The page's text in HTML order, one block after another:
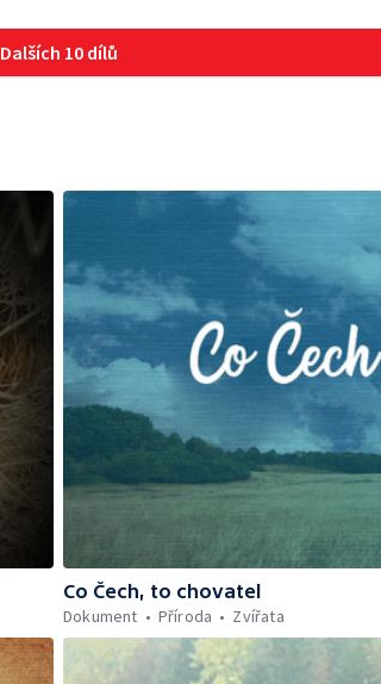
Dalších 10 dílů
Co Čech, to chovatel
Dokument
Příroda Zvířata